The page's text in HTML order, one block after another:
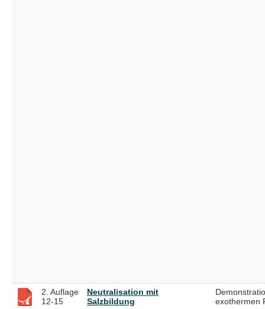
2. Auflage
12-15
Neutralisation mit
Salzbildung
exothermen